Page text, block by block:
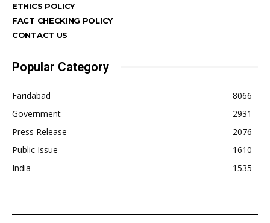
ETHICS POLICY
FACT CHECKING POLICY
CONTACT US
Popular Category
Faridabad
8066
Government
2931
Press Release
2076
Public Issue
1610
India
1535